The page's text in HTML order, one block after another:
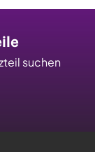
suchen